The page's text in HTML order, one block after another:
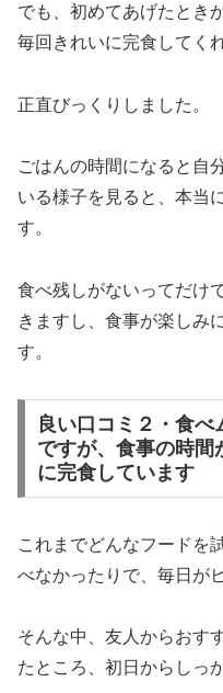
でも、初めてあげたとき
毎回きれいに完食してく
正直びっくりしました。
ごはんの時間になると自
いる様子を見ると、本当
す。
食べ残しがないってだけ
きますし、食事が楽しみ
す。
良い口コミ２・食
ですが、食事の時間
に完食しています
これまでどんなフードを
べなかったりで、毎日が
そんな中、友人からおす
たところ、初日からしっ